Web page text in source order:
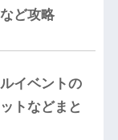
ど攻略
イベントの
トなどまと